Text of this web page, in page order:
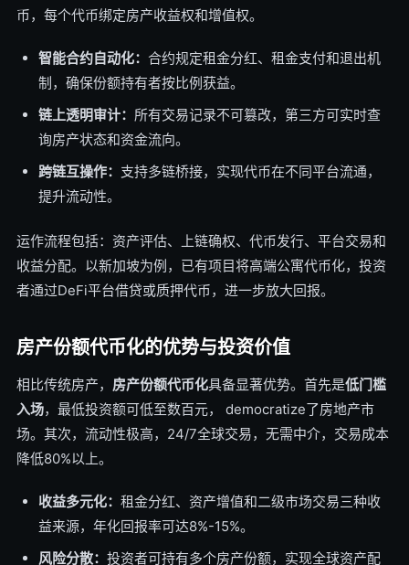
币，每个代币绑定房产收益权和增值权。
智能合约自动化： 合约规定租金分红、租金支付和退出机
制，确保份额持有者按比例获益。
链上透明审计： 所有交易记录不可篡改，第三方可实时查
询房产状态和资金流向。
跨链互操作： 支持多链桥接，实现代币在不同平台流通，
提升流动性。
运作流程包括：资产评估、上链确权、代币发行、平台交易和
收益分配。以新加坡为例，已有项目将高端公寓代币化，投资
者通过DeFi平台借贷或质押代币，进一步放大回报。
房产份额代币化的优势与投资价值
相比传统房产， 房产份额代币化具备显著优势。首先是低门槛
入场，最低投资额可低至数百元， democratize了房地产市
场。其次，流动性极高，24/7全球交易，无需中介，交易成本
降低80%以上。
收益多元化： 租金分红、资产增值和二级市场交易三种收
益来源，年化回报率可达8%-15%。
风险分散： 投资者可持有多个房产份额，实现全球资产配